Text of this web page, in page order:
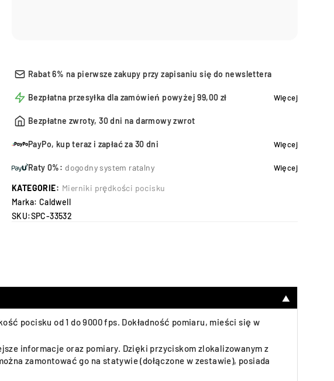
Rabat 6% na pierwsze zakupy przy zapisaniu się do newslettera
Bezpłatna przesyłka dla zamówień powyżej 99,00 zł Więcej
Bezpłatne zwroty, 30 dni na darmowy zwrot
PayPo, kup teraz i zapłać za 30 dni Więcej
Raty 0%: dogodny system ratalny Więcej
KATEGORIE: Mierniki prędkości pocisku
Marka: Caldwell
SKU:SPC-33532
▼
pocisku od 1 do 9000 fps. Dokładność pomiaru, mieści się w
informacje oraz pomiary. Dzięki przyciskom zlokalizowanym z
zamontować go na statywie (dołączone w zestawie), posiada